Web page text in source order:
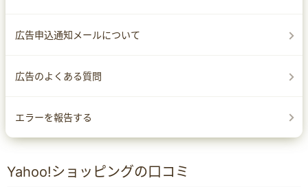
トのマニュアルをご確認ください。
広告申込通知メールについて
広告のよくある質問
エラーを報告する
Yahoo!ショッピングの口コミ